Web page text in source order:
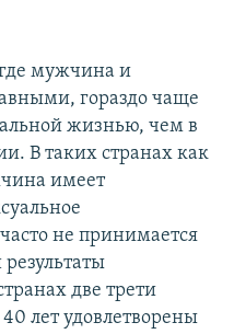
мужчина и
гораздо чаще
жизнью, чем в
В таких странах как
имеет
не принимается
две трети
лет удовлетворены